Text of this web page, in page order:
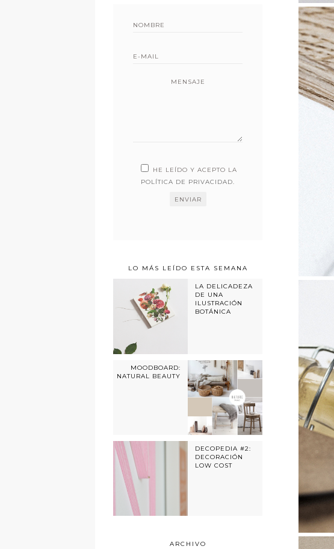
MENSAJE
HE LEÍDO Y ACEPTO LA
POLÍTICA DE PRIVACIDAD.
LO MÁS LEÍDO ESTA SEMANA
LA DELICADEZA
DE UNA
ILUSTRACIÓN
BOTÁNICA
MOODBOARD:
NATURAL BEAUTY
DECOPEDIA #2:
DECORACIÓN
LOW COST
ARCHIVO